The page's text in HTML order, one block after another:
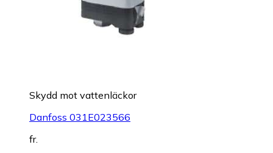
Skydd mot vattenläckor
Danfoss 031E023566
fr.